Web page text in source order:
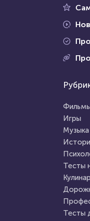
Проходили 664 раза
Пройти
31 марта 2021
27 октября 2021
Тест:
21 сентября 2021
Игры
Музыка
Тесты
Тесты